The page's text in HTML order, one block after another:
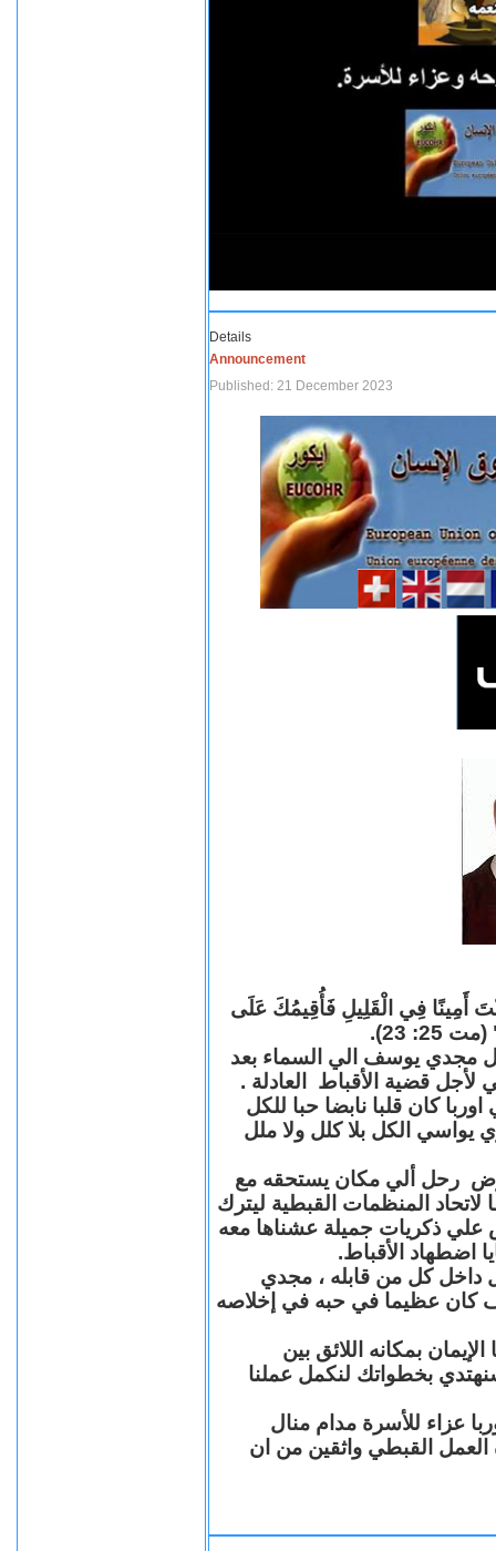
Details
Announcement
Published: 21 December 2023
أَمِينًا فِي الْقَلِيلِ فَأُقِيمُكَ عَلَى
23).
مجدي يوسف الي السماء بعد
قضية الأقباط العادلة .
كان قلبا نابضا حبا للكل
يواسي الكل بلا كلل ولا ملل
رحل ألي مكان يستحقه مع
المنظمات القبطية ليترك
علي ذكريات جميلة عشناها معه
اضطهاد الأقباط.
داخل كل من قابله ، مجدي
عظيما في حبه في إخلاصه
بمكانه اللائق بين
بخطواتك لنكمل عملنا
عزاء للأسرة مدام منال
العمل القبطي واثقين من ان